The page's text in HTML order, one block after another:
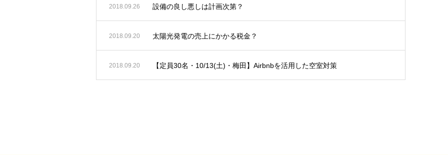
2018.09.26 設備の良し悪しは計画次第？
2018.09.20 太陽光発電の売上にかかる税金？
2018.09.20 【定員30名・10/13(土)・梅田】Airbnbを活用した空室対策